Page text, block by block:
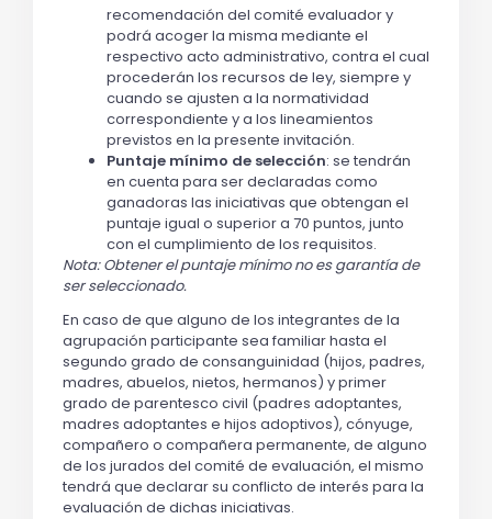
recomendación del comité evaluador y
podrá acoger la misma mediante el
respectivo acto administrativo, contra el cual
procederán los recursos de ley, siempre y
cuando se ajusten a la normatividad
correspondiente y a los lineamientos
previstos en la presente invitación.
Puntaje mínimo de selección: se tendrán
en cuenta para ser declaradas como
ganadoras las iniciativas que obtengan el
puntaje igual o superior a 70 puntos, junto
con el cumplimiento de los requisitos.
Nota: Obtener el puntaje mínimo no es garantía de
ser seleccionado.
En caso de que alguno de los integrantes de la
agrupación participante sea familiar hasta el
segundo grado de consanguinidad (hijos, padres,
madres, abuelos, nietos, hermanos) y primer
grado de parentesco civil (padres adoptantes,
madres adoptantes e hijos adoptivos), cónyuge,
compañero o compañera permanente, de alguno
de los jurados del comité de evaluación, el mismo
tendrá que declarar su conflicto de interés para la
evaluación de dichas iniciativas.